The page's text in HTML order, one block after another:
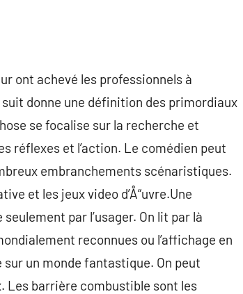
ont achevé les professionnels à
donne une définition des primordiaux
se focalise sur la recherche et
réflexes et l’action. Le comédien peut
embranchements scénaristiques.
et les jeux video d’Å“uvre.Une
par l’usager. On lit par là
reconnues ou l’affichage en
sur un monde fantastique. On peut
Les barrière combustible sont les